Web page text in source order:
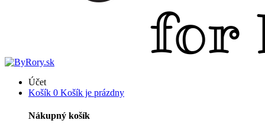
Účet
Košík 0 Košík je prázdny
Nákupný košík